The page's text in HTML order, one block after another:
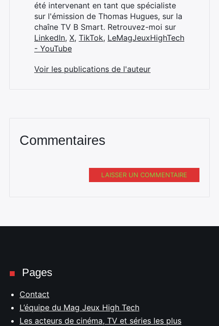
été intervenant en tant que spécialiste
sur l'émission de Thomas Hugues, sur la
chaîne TV B Smart. Retrouvez-moi sur
LinkedIn, X, TikTok, LeMagJeuxHighTech
- YouTube
Voir les publications de l'auteur
Commentaires
LAISSER UN COMMENTAIRE
Pages
Contact
L’équipe du Mag Jeux High Tech
Les acteurs de cinéma, TV et séries les plus